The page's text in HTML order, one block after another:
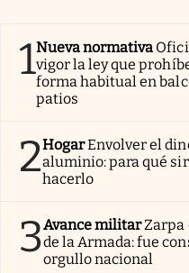
1Nueva normativa
vigor la ley que
forma habitual en
patios
2HogarEnvolver el
aluminio: para qué
hacerlo
3Avance militarZarpa
de la Armada: fue
orgullo nacional